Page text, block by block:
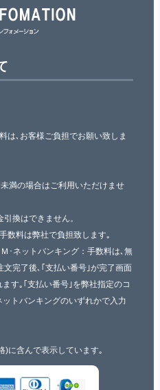
は､お客様ご負担でお願い致しま
満の場合はご利用いただけませ
換はできません。
数料は弊社で負担致します｡
･ネットバンキング：手数料は､無
完了後､｢支払い番号｣が完了画面
す｡｢支払い番号｣を弊社指定のコ
トバンキングのいずれかで入力
に含んで表示しています｡